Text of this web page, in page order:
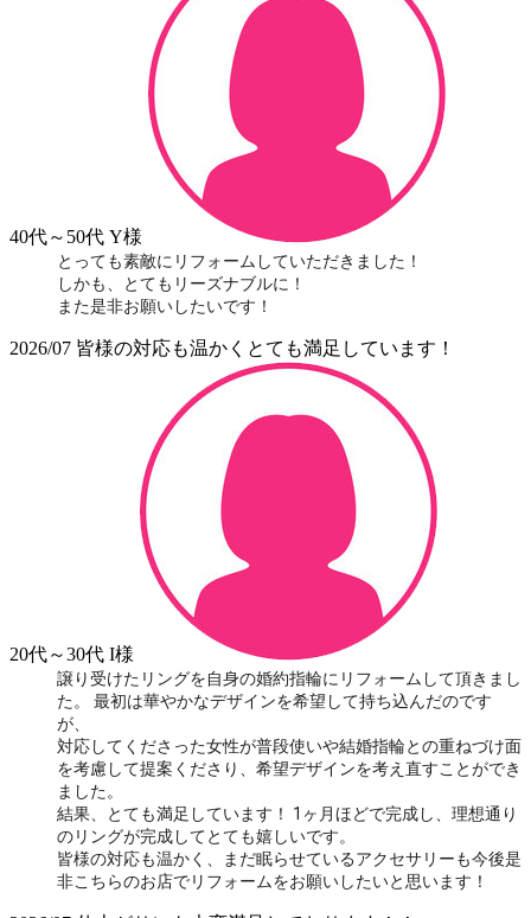
40代～50代 Y様
とっても素敵にリフォームしていただきました！
しかも、とてもリーズナブルに！
また是非お願いしたいです！
2026/07 皆様の対応も温かくとても満足しています！
20代～30代 I様
譲り受けたリングを自身の婚約指輪にリフォームして頂きまし
た。 最初は華やかなデザインを希望して持ち込んだのです
が、
対応してくださった女性が普段使いや結婚指輪との重ねづけ面
を考慮して提案くださり、希望デザインを考え直すことができ
ました。
結果、とても満足しています！ 1ヶ月ほどで完成し、理想通り
のリングが完成してとても嬉しいです。
皆様の対応も温かく、まだ眠らせているアクセサリーも今後是
非こちらのお店でリフォームをお願いしたいと思います！